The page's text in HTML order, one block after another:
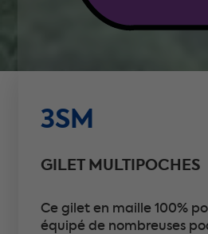
3SM
GILET MULTIPOCHES
Ce gilet en maille 100%
équipé de nombreuses